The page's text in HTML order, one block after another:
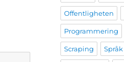
Offentligheten
Programmering
Scraping Språk